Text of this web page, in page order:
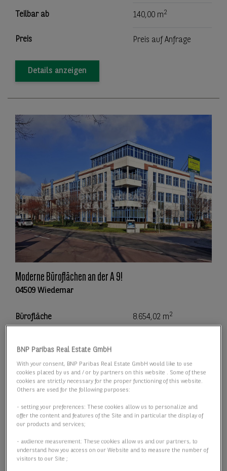
Teilbar ab 140,00 m2
Preis Preis auf Anfrage
Details anzeigen
Moderne Büroflächen an der A 9!
04509 Wiedemar
Bürofläche 8.654,02 m2
Preis 6,00 €/m2
BNP Paribas Real Estate GmbH
With your consent, BNP Paribas Real Estate GmbH would like to use
cookies placed by us and / or by partners on this website . Some of these
cookies are strictly necessary for the proper functioning of this website.
Others are used for the following purposes:
- setting your preferences: These cookies allow us to personalize and
offer the content and features of the Site and in particular the display of
our products and services;
- audience measurement: These cookies allow us and our partners, to
understand how you access on our Website and to measure the number of
visitors to our Site ;